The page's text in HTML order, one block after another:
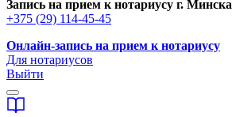
Запись на прием к нотариусу г. Минска
+375 (29) 114-45-45
Онлайн-запись на прием к нотариусу
Для нотариусов
Выйти